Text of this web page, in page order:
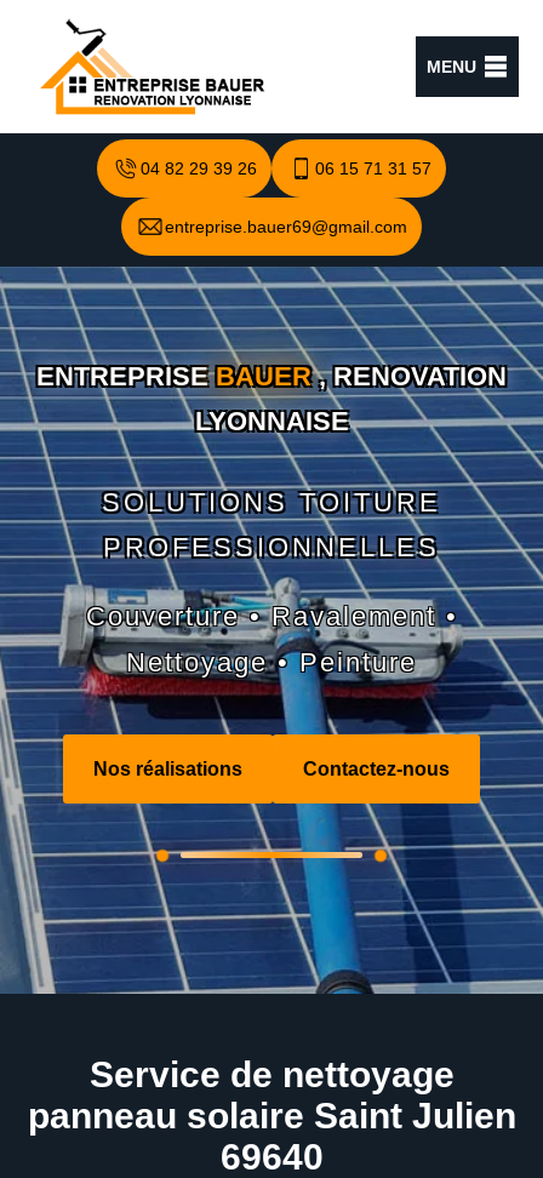
MENU
04 82 29 39 26 06 15 71 31 57
entreprise.bauer69@gmail.com
ENTREPRISEBAUER, RENOVATION
LYONNAISE
SOLUTIONS TOITURE
PROFESSIONNELLES
Couverture • Ravalement •
Nettoyage • Peinture
Nos réalisations Contactez-nous
Service de nettoyage
panneau solaire Saint Julien
69640